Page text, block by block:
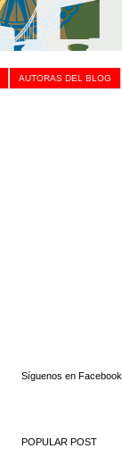
AUTORAS DEL BLOG
Síguenos en Facebook
POPULAR POST